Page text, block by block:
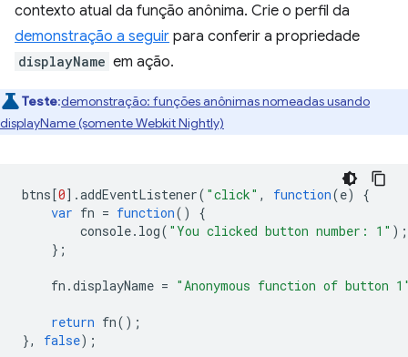
contexto atual da função anônima. Crie o perfil da
demonstração a seguir para conferir a propriedade
displayName em ação.
Teste:demonstração: funções anônimas nomeadas usando
displayName (somente Webkit Nightly)
btns[0].addEventListener( "click" , function(e)
{
var fn = function()
{
console. log( "You clicked button number: 1" );
};
fn .displayName = "Anonymous function of button
return fn();
},
false);